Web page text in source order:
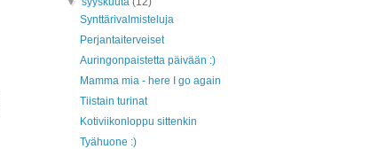
Synttärivalmisteluja
Perjantaiterveiset
Auringonpaistetta päivään :)
Mamma mia - here I go again
Tiistain turinat
Kotiviikonloppu sittenkin
Tyähuone :)